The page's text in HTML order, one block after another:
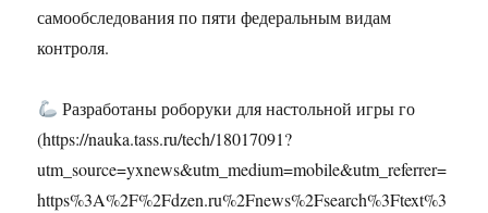
самообследования по пяти федеральным видам
контроля.
Разработаны роборуки для настольной игры го
(https://nauka.tass.ru/tech/18017091?
utm_source=yxnews&utm_medium=mobile&utm_referrer=
https%3A%2F%2Fdzen.ru%2Fnews%2Fsearch%3Ftext%3